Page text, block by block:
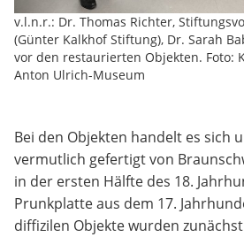
v.l.n.r.: Dr. Thomas Richter,
(Günter Kalkhof Stiftung), Dr. Sarah
vor den restaurierten Objekten. Foto:
Anton Ulrich-Museum
Bei den Objekten handelt es sich
vermutlich gefertigt von
in der ersten Hälfte des 18.
Prunkplatte aus dem 17.
diffizilen Objekte wurden